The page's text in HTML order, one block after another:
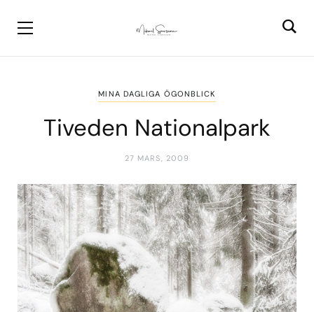
MINA DAGLIGA ÖGONBLICK
Tiveden Nationalpark
27 MARS, 2009